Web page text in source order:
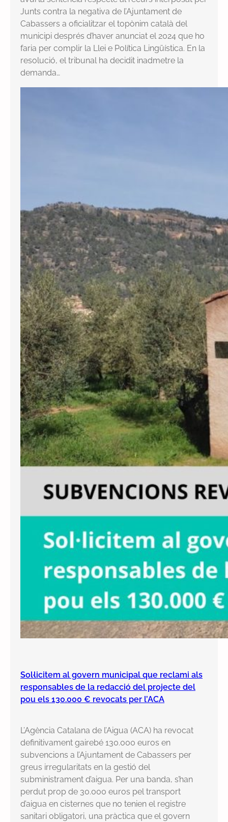
Junts contra la negativa de l’Ajuntament de
Cabassers a oficialitzar el topònim català del
municipi després d’haver anunciat el 2024 que ho
faria per complir la Llei e Política Lingüística. En la
resolució, el tribunal ha decidit inadmetre la
demanda…
Sol·licitem al govern municipal que reclami als
responsables de la redacció del projecte del
pou els 130.000 € revocats per l’ACA
L’Agència Catalana de l’Aigua (ACA) ha revocat
definitivament gairebé 130.000 euros en
subvencions a l’Ajuntament de Cabassers per
greus irregularitats en la gestió del
subministrament d’aigua. Per una banda, s’han
perdut prop de 30.000 euros pel transport
d’aigua en cisternes que no tenien el registre
sanitari obligatori, una pràctica que el govern